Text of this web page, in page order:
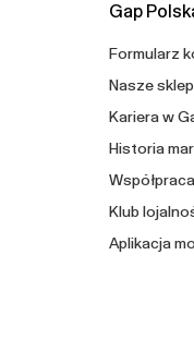
Gap
Formularz
Nasze
Kariera w
Historia
Klub
Aplikacja